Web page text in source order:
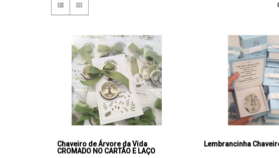
Chaveiro de Árvore da Vida
CROMADO NO CARTÃO E LAÇO
Lembrancinha